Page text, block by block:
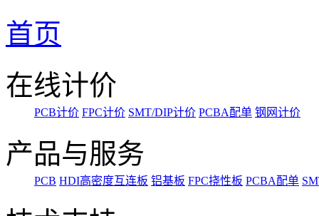
首页
在线计价
PCB计价 FPC计价 SMT/DIP计价 PCBA配单 钢网计价
产品与服务
PCB HDI高密度互连板 铝基板 FPC挠性板 PCBA配单